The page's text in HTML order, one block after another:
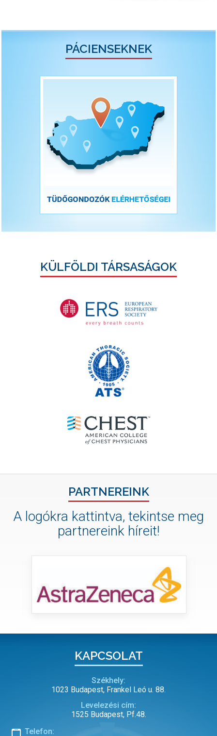
PÁCIENSEKNEK
KÜLFÖLDI TÁRSASÁGOK
PARTNEREINK
A logókra kattintva, tekintse meg
partnereink híreit!
KAPCSOLAT
Székhely:
1023 Budapest, Frankel Leó u. 88.
Levelezési cím:
1525 Budapest, Pf.48.
Telefon: